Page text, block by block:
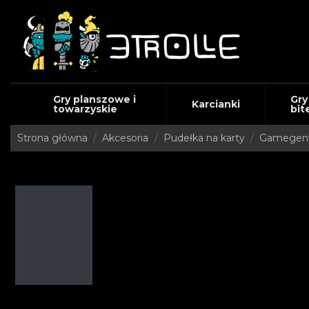
Gry planszowe i
towarzyskie Karcianki
Strona główna Akcesoria Pudełka na karty